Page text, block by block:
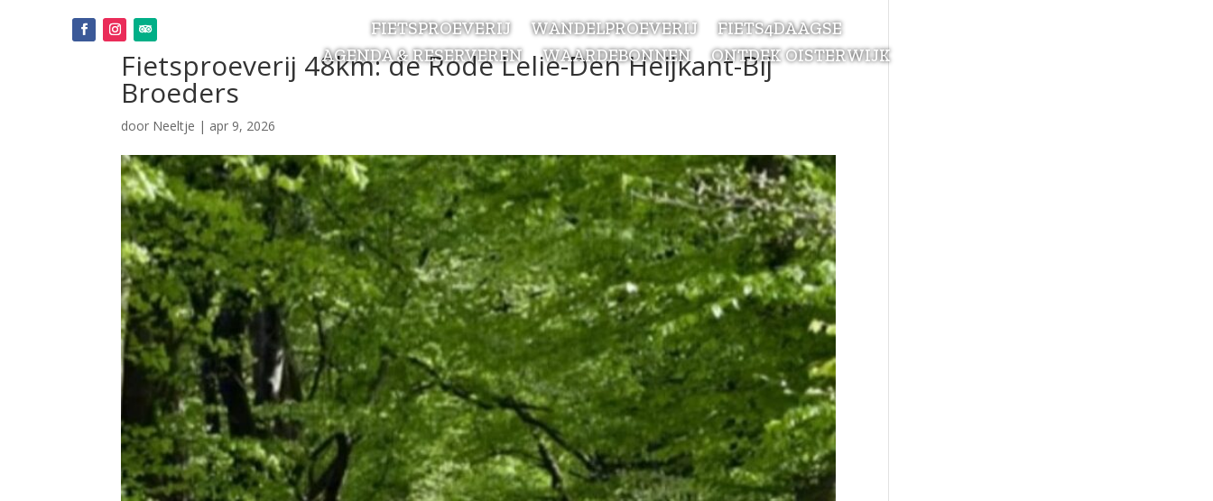
FIETSPROEVERIJ WANDELPROEVERIJ
FIETS4DAAGSE
AGENDA & RESERVEREN
WAARDEBONNEN ONTDEK OISTERWIJK
Fietsproeverij 48km: de Rode Lelie-Den Heijkant-Bij
Broeders
door Neeltje | apr 9, 2026